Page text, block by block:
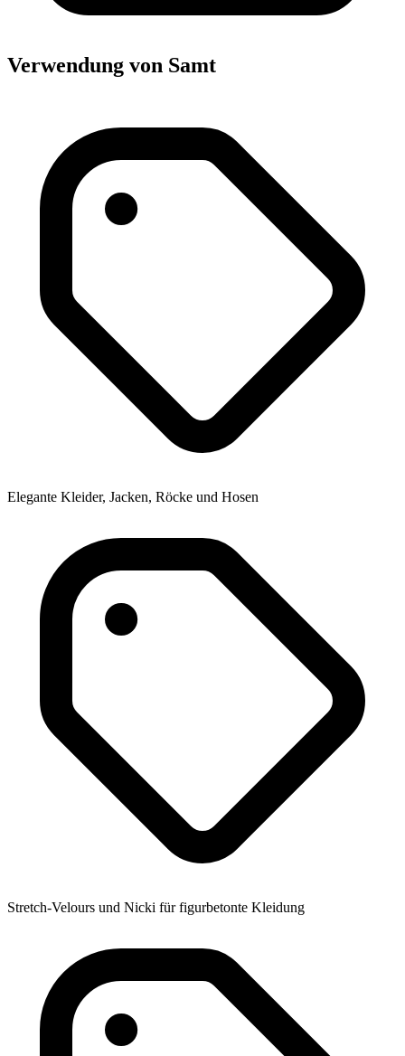
Verwendung von Samt
Elegante Kleider, Jacken, Röcke und Hosen
Stretch-Velours und Nicki für figurbetonte Kleidung